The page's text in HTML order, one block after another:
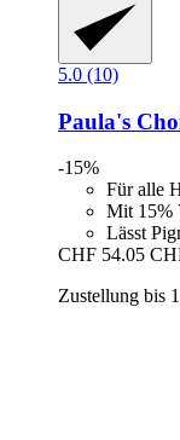
5.0 (10)
Paula's
-15%
Für alle
Mit 15%
Lässt
CHF 54.05
Zustellung bis